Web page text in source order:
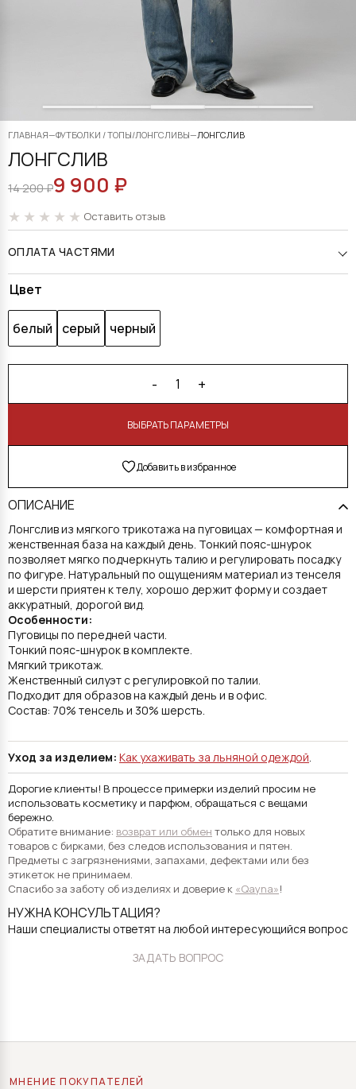
ГЛАВНАЯ—ФУТБОЛКИ / ТОПЫ/ЛОНГСЛИВЫ—ЛОНГСЛИВ
ЛОНГСЛИВ
14 200₽
ПЕРВОНАЧАЛЬНАЯ
ЦЕНА
СОСТАВЛЯЛА
14
200 ₽.
9 900 ₽
ТЕКУЩАЯ
ЦЕНА:
9
900 ₽.
Оставить отзыв
ОПЛАТА ЧАСТЯМИ
Цвет
белый серый черный
- 1 +
В КОРЗИНУ
Добавить в избранное
Alternative:
ОПИСАНИЕ
Лонгслив из мягкого трикотажа на пуговицах — комфортная и
женственная база на каждый день. Тонкий пояс-шнурок
позволяет мягко подчеркнуть талию и регулировать посадку
по фигуре. Натуральный по ощущениям материал из тенселя
и шерсти приятен к телу, хорошо держит форму и создает
аккуратный, дорогой вид.
Особенности:
Пуговицы по передней части.
Тонкий пояс-шнурок в комплекте.
Мягкий трикотаж.
Женственный силуэт с регулировкой по талии.
Подходит для образов на каждый день и в офис.
Состав: 70% тенсель и 30% шерсть.
Уход за изделием: Как ухаживать за льняной одеждой.
Дорогие клиенты! В процессе примерки изделий просим не
использовать косметику и парфюм, обращаться с вещами
бережно.
Обратите внимание: возврат или обмен только для новых
товаров с бирками, без следов использования и пятен.
Предметы с загрязнениями, запахами, дефектами или без
этикеток не принимаем.
Спасибо за заботу об изделиях и доверие к «Qayna»!
НУЖНА КОНСУЛЬТАЦИЯ?
Наши специалисты ответят на любой интересующийся вопрос
ЗАДАТЬ ВОПРОС
МНЕНИЕ ПОКУПАТЕЛЕЙ